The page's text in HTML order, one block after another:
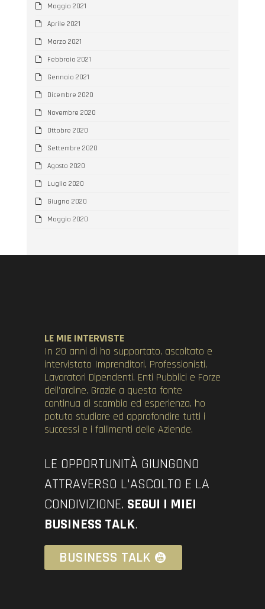
Maggio 2021
Aprile 2021
Marzo 2021
Febbraio 2021
Gennaio 2021
Dicembre 2020
Novembre 2020
Ottobre 2020
Settembre 2020
Agosto 2020
Luglio 2020
Giugno 2020
Maggio 2020
LE MIE INTERVISTE
In 20 anni di ho supportato, ascoltato e
intervistato Imprenditori, Professionisti,
Lavoratori Dipendenti, Enti Pubblici e Forze
dell’ordine. Grazie a questa fonte
continua di scambio ed esperienza, ho
potuto studiare ed approfondire tutti i
successi e i fallimenti delle Aziende.
LE OPPORTUNITÀ GIUNGONO
ATTRAVERSO L'ASCOLTO E LA
CONDIVIZIONE. SEGUI I MIEI
BUSINESS TALK.
BUSINESS TALK